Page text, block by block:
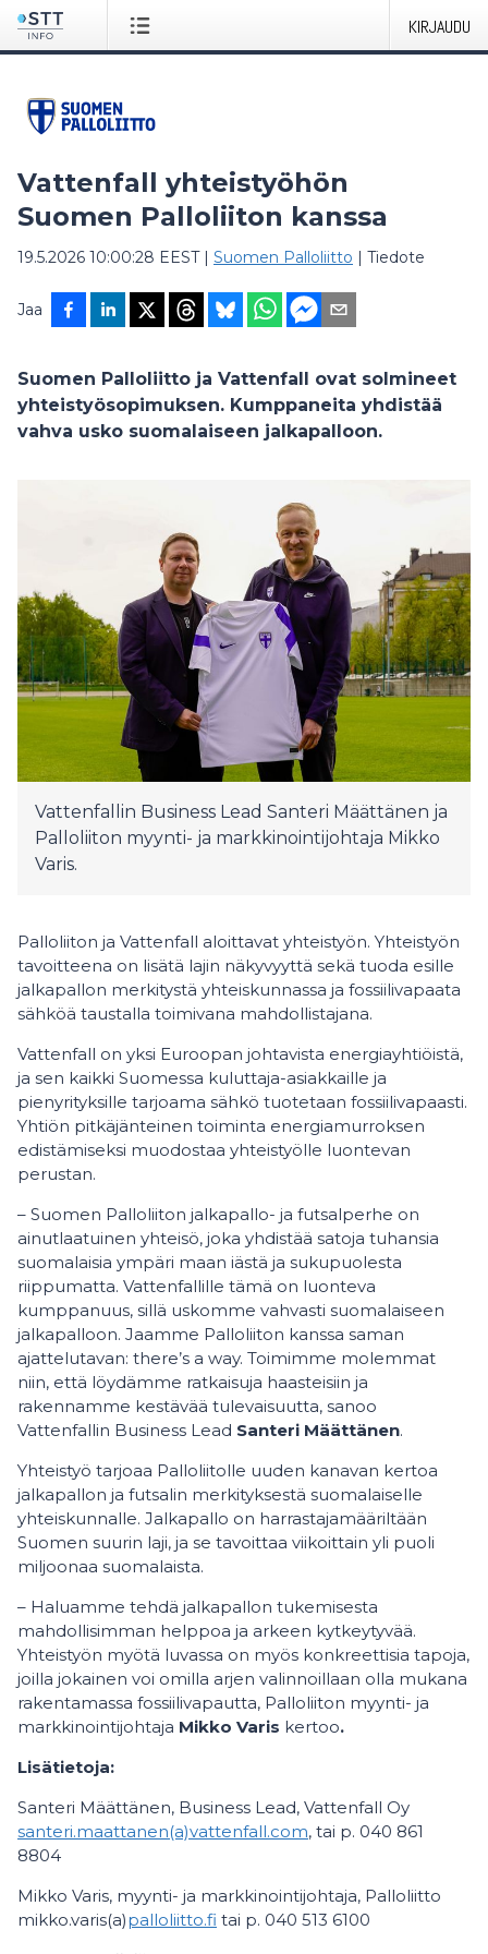
KIRJAUDU
Vattenfall yhteistyöhön
Suomen Palloliiton kanssa
19.5.2026 10:00:28 EEST| Suomen Palloliitto | Tiedote
Jaa
Suomen Palloliitto ja Vattenfall ovat solmineet
yhteistyösopimuksen. Kumppaneita yhdistää
vahva usko suomalaiseen jalkapalloon.
Vattenfallin Business Lead Santeri Määttänen ja
Palloliiton myynti- ja markkinointijohtaja Mikko
Varis.
Palloliiton ja Vattenfall aloittavat yhteistyön. Yhteistyön
tavoitteena on lisätä lajin näkyvyyttä sekä tuoda esille
jalkapallon merkitystä yhteiskunnassa ja fossiilivapaata
sähköä taustalla toimivana mahdollistajana.
Vattenfall on yksi Euroopan johtavista energiayhtiöistä,
ja sen kaikki Suomessa kuluttaja-asiakkaille ja
pienyrityksille tarjoama sähkö tuotetaan fossiilivapaasti.
Yhtiön pitkäjänteinen toiminta energiamurroksen
edistämiseksi muodostaa yhteistyölle luontevan
perustan.
– Suomen Palloliiton jalkapallo- ja futsalperhe on
ainutlaatuinen yhteisö, joka yhdistää satoja tuhansia
suomalaisia ympäri maan iästä ja sukupuolesta
riippumatta. Vattenfallille tämä on luonteva
kumppanuus, sillä uskomme vahvasti suomalaiseen
jalkapalloon. Jaamme Palloliiton kanssa saman
ajattelutavan: there’s a way. Toimimme molemmat
niin, että löydämme ratkaisuja haasteisiin ja
rakennamme kestävää tulevaisuutta, sanoo
Vattenfallin Business Lead Santeri Määttänen.
Yhteistyö tarjoaa Palloliitolle uuden kanavan kertoa
jalkapallon ja futsalin merkityksestä suomalaiselle
yhteiskunnalle. Jalkapallo on harrastajamääriltään
Suomen suurin laji, ja se tavoittaa viikoittain yli puoli
miljoonaa suomalaista.
– Haluamme tehdä jalkapallon tukemisesta
mahdollisimman helppoa ja arkeen kytkeytyvää.
Yhteistyön myötä luvassa on myös konkreettisia tapoja,
joilla jokainen voi omilla arjen valinnoillaan olla mukana
rakentamassa fossiilivapautta, Palloliiton myynti- ja
markkinointijohtaja Mikko Varis kertoo.
Lisätietoja:
Santeri Määttänen, Business Lead, Vattenfall Oy
santeri.maattanen(a)vattenfall.com, tai p. 040 861
8804
Mikko Varis, myynti- ja markkinointijohtaja, Palloliitto
mikko.varis(a)palloliitto.fi tai p. 040 513 6100